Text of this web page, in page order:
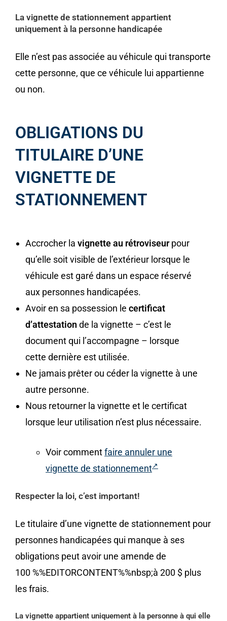
La vignette de stationnement appartient
uniquement à la personne handicapée
Elle n’est pas associée au véhicule qui transporte
cette personne, que ce véhicule lui appartienne
ou non.
OBLIGATIONS DU
TITULAIRE D’UNE
VIGNETTE DE
STATIONNEMENT
Accrocher la vignette au rétroviseurpour
qu’elle soit visible de l’extérieur lorsque le
véhicule est garé dans un espace réservé
aux personnes handicapées.
Avoir en sa possession le certificat
d’attestation de la vignette – c’est le
document qui l’accompagne – lorsque
cette dernière est utilisée.
Ne jamais prêter ou céder la vignette à une
autre personne.
Nous retourner la vignette et le certificat
lorsque leur utilisation n’est plus nécessaire.
Voir commentfaire annuler une
vignette de stationnement
Respecter la loi, c’est important!
Le titulaire d’une vignette de stationnement pour
personnes handicapées qui manque à ses
obligations peut avoir une amende de
100 %%EDITORCONTENT%%nbsp;à 200 $ plus
les frais.
La vignette appartient uniquement à la personne à qui elle